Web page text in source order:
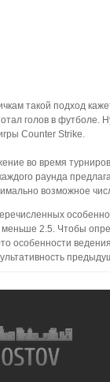
такой подход
голов в футболе.
Counter Strike.
во время
раунда
возможное
2.5. Чтобы
особенности